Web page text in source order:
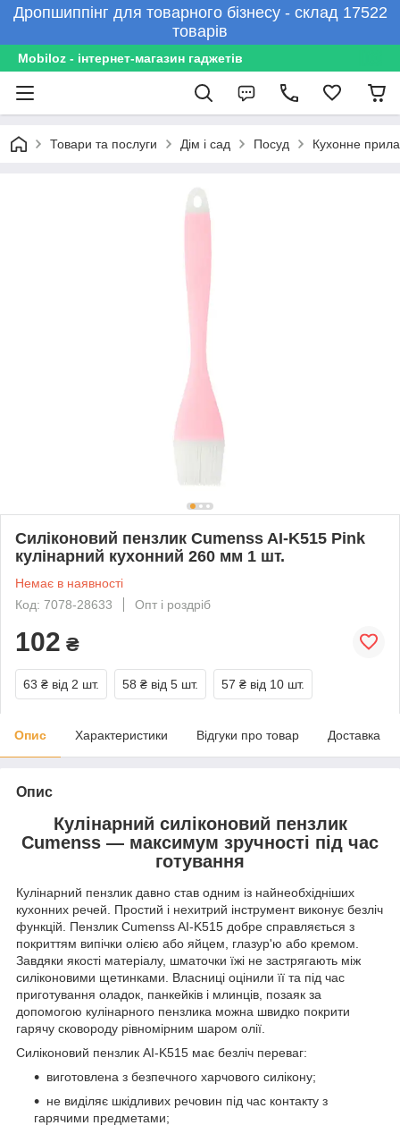
Дропшиппінг для товарного бізнесу - склад 17522
товарів
Mobiloz - інтернет-магазин гаджетів
Товари та послуги Дім і сад Посуд Кухонне
Силіконовий пензлик Cumenss AI-K515 Pink
кулінарний кухонний 260 мм 1 шт.
Немає в наявності
Код: 7078-28633
Опт і роздріб
102 ₴
63 ₴ від 2 шт. 58 ₴ від 5 шт. 57 ₴ від 10 шт.
Опис Характеристики Відгуки про товар Доставка
Опис
Кулінарний силіконовий пензлик
Cumenss — максимум зручності під час
готування
Кулінарний пензлик давно став одним із найнеобхідніших
кухонних речей. Простий і нехитрий інструмент виконує безліч
функцій. Пензлик Cumenss AI-K515 добре справляється з
покриттям випічки олією або яйцем, глазур'ю або кремом.
Завдяки якості матеріалу, шматочки їжі не застрягають між
силіконовими щетинками. Власниці оцінили її та під час
приготування оладок, панкейків і млинців, позаяк за
допомогою кулінарного пензлика можна швидко покрити
гарячу сковороду рівномірним шаром олії.
Силіконовий пензлик AI-K515 має безліч переваг:
виготовлена з безпечного харчового силікону;
не виділяє шкідливих речовин під час контакту з
гарячими предметами;